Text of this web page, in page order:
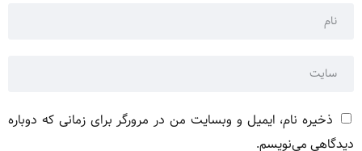
ذخیره نام، ایمیل و وبسایت من در مرورگر برای زمانی که دوباره
دیدگاهی می‌نویسم.